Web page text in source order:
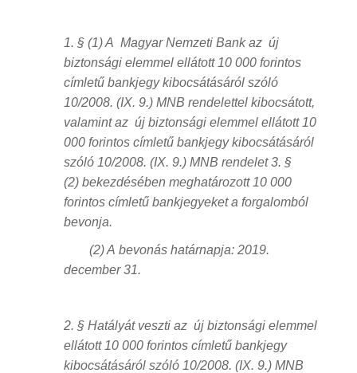
1. § (1) A Magyar Nemzeti Bank az új
biztonsági elemmel ellátott 10 000 forintos
címletű bankjegy kibocsátásáról szóló
10/2008. (IX. 9.) MNB rendelettel kibocsátott,
valamint az új biztonsági elemmel ellátott 10
000 forintos címletű bankjegy kibocsátásáról
szóló 10/2008. (IX. 9.) MNB rendelet 3. §
(2) bekezdésében meghatározott 10 000
forintos címletű bankjegyeket a forgalomból
bevonja.
(2) A bevonás határnapja: 2019.
december 31.
2. § Hatályát veszti az új biztonsági elemmel
ellátott 10 000 forintos címletű bankjegy
kibocsátásáról szóló 10/2008. (IX. 9.) MNB